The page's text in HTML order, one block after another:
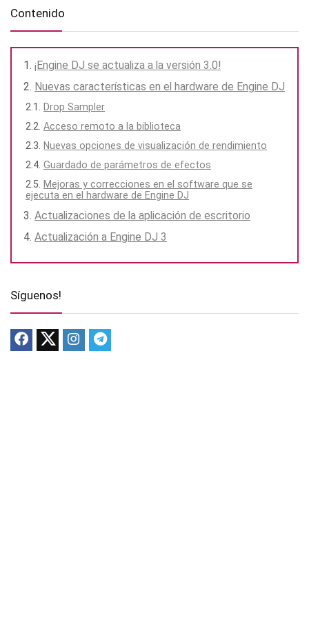
Contenido
¡Engine DJ se actualiza a la versión 3.0!
Nuevas características en el hardware de Engine DJ
Drop Sampler
Acceso remoto a la biblioteca
Nuevas opciones de visualización de rendimiento
Guardado de parámetros de efectos
Mejoras y correcciones en el software que se
ejecuta en el hardware de Engine DJ
Actualizaciones de la aplicación de escritorio
Actualización a Engine DJ 3
Síguenos!